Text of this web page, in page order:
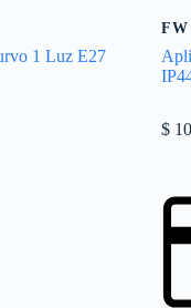
1 Luz E27
$